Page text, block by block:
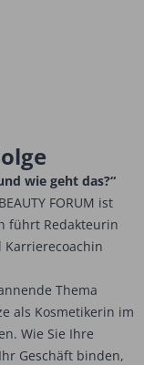
wie geht das?“
FORUM ist
führt Redakteurin
Thema
als Kosmetikerin im
Wie Sie Ihre
Geschäft binden,